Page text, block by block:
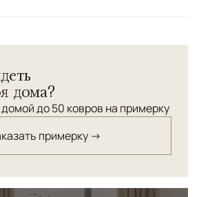
дома?
до 50 ковров на примерку
примерку →